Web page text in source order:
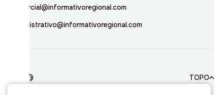
comercial@informativoregional.com
administrativo@informativoregional.com
TOPO